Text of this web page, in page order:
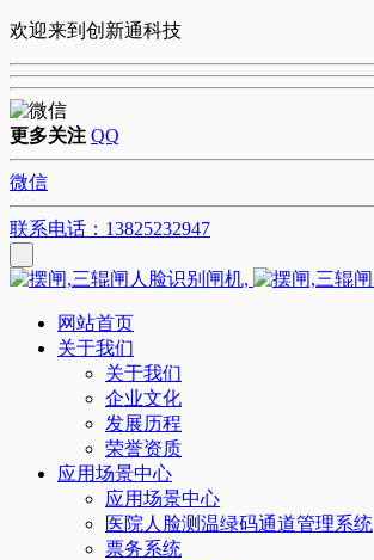
欢迎来到创新通科技
更多关注 QQ
微信
联系电话：13825232947
网站首页
关于我们
关于我们
企业文化
发展历程
荣誉资质
应用场景中心
应用场景中心
医院人脸测温绿码通道管理系统
票务系统